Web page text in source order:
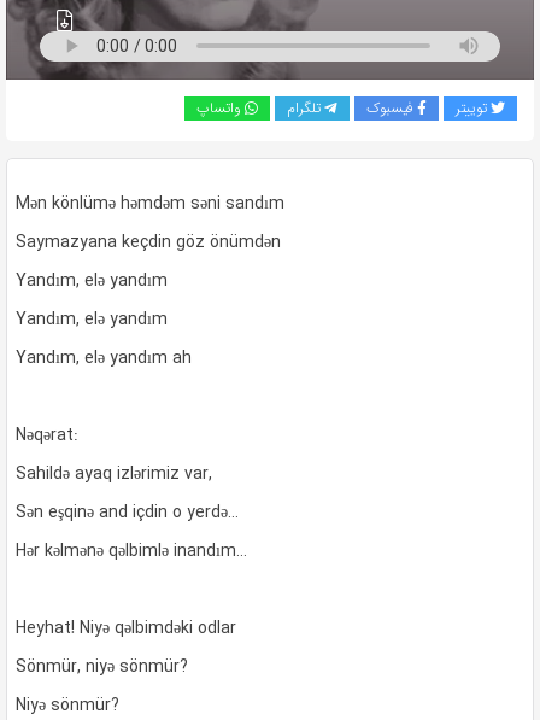
توییتر فیسبوک تلگرام واتساپ
Mən könlümə həmdəm səni sandım
Saymazyana keçdin göz önümdən
Yandım, elə yandım
Yandım, elə yandım
Yandım, elə yandım ah
Nəqərat:
Sahildə ayaq izlərimiz var,
Sən eşqinə and içdin o yerdə…
Hər kəlmənə qəlbimlə inandım…
Heyhat! Niyə qəlbimdəki odlar
Sönmür, niyə sönmür?
Niyə sönmür?